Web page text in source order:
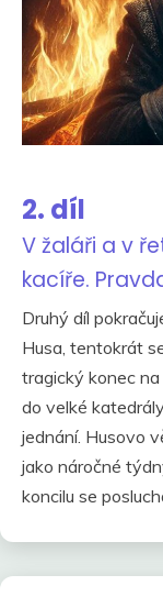
2. díl
V žaláři a v
kacíře.
Druhý díl
Husa, tentokrát
tragický konec
do velké
jednání. Husovo
jako náročné
koncilu se